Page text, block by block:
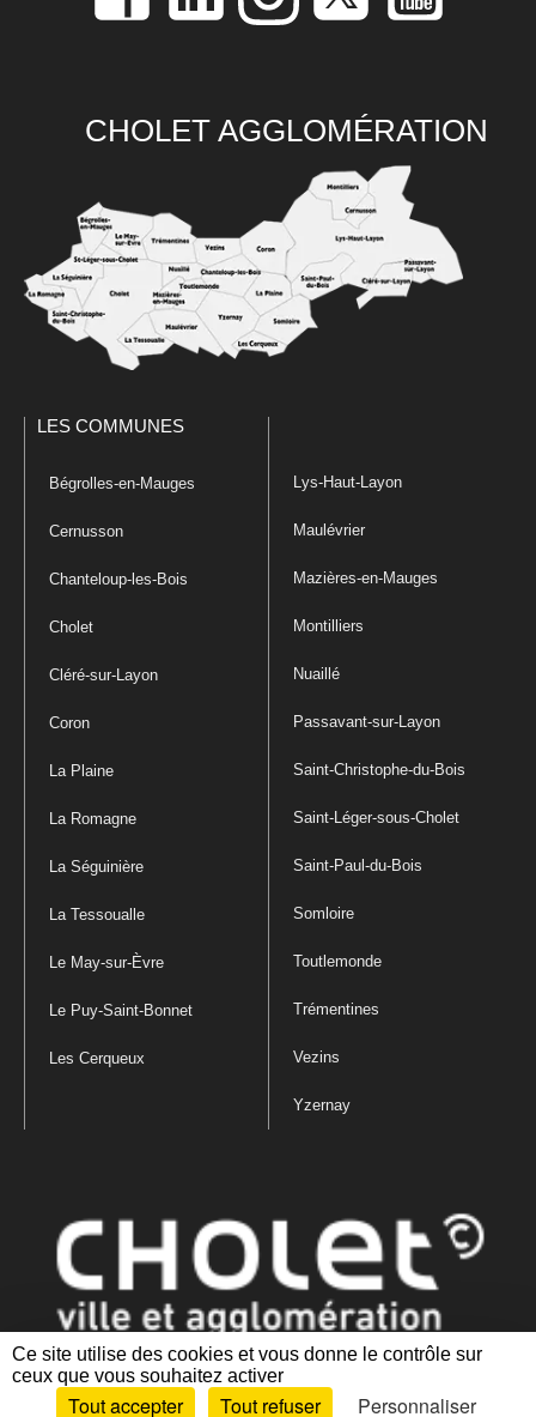
Ce site utilise des cookies et vous donne le contrôle sur
ceux que vous souhaitez activer
Tout accepter Tout refuser Personnaliser
CHOLET AGGLOMÉRATION
LES COMMUNES
Bégrolles-en-Mauges
Cernusson
Chanteloup-les-Bois
Cholet
Cléré-sur-Layon
Coron
La Plaine
La Romagne
La Séguinière
La Tessoualle
Le May-sur-Èvre
Le Puy-Saint-Bonnet
Les Cerqueux
Lys-Haut-Layon
Maulévrier
Mazières-en-Mauges
Montilliers
Nuaillé
Passavant-sur-Layon
Saint-Christophe-du-Bois
Saint-Léger-sous-Cholet
Saint-Paul-du-Bois
Somloire
Toutlemonde
Trémentines
Vezins
Yzernay
Mentions légales|Politique de confidentialité
des cookies |Plan du site Accessibilité : partiellement conforme